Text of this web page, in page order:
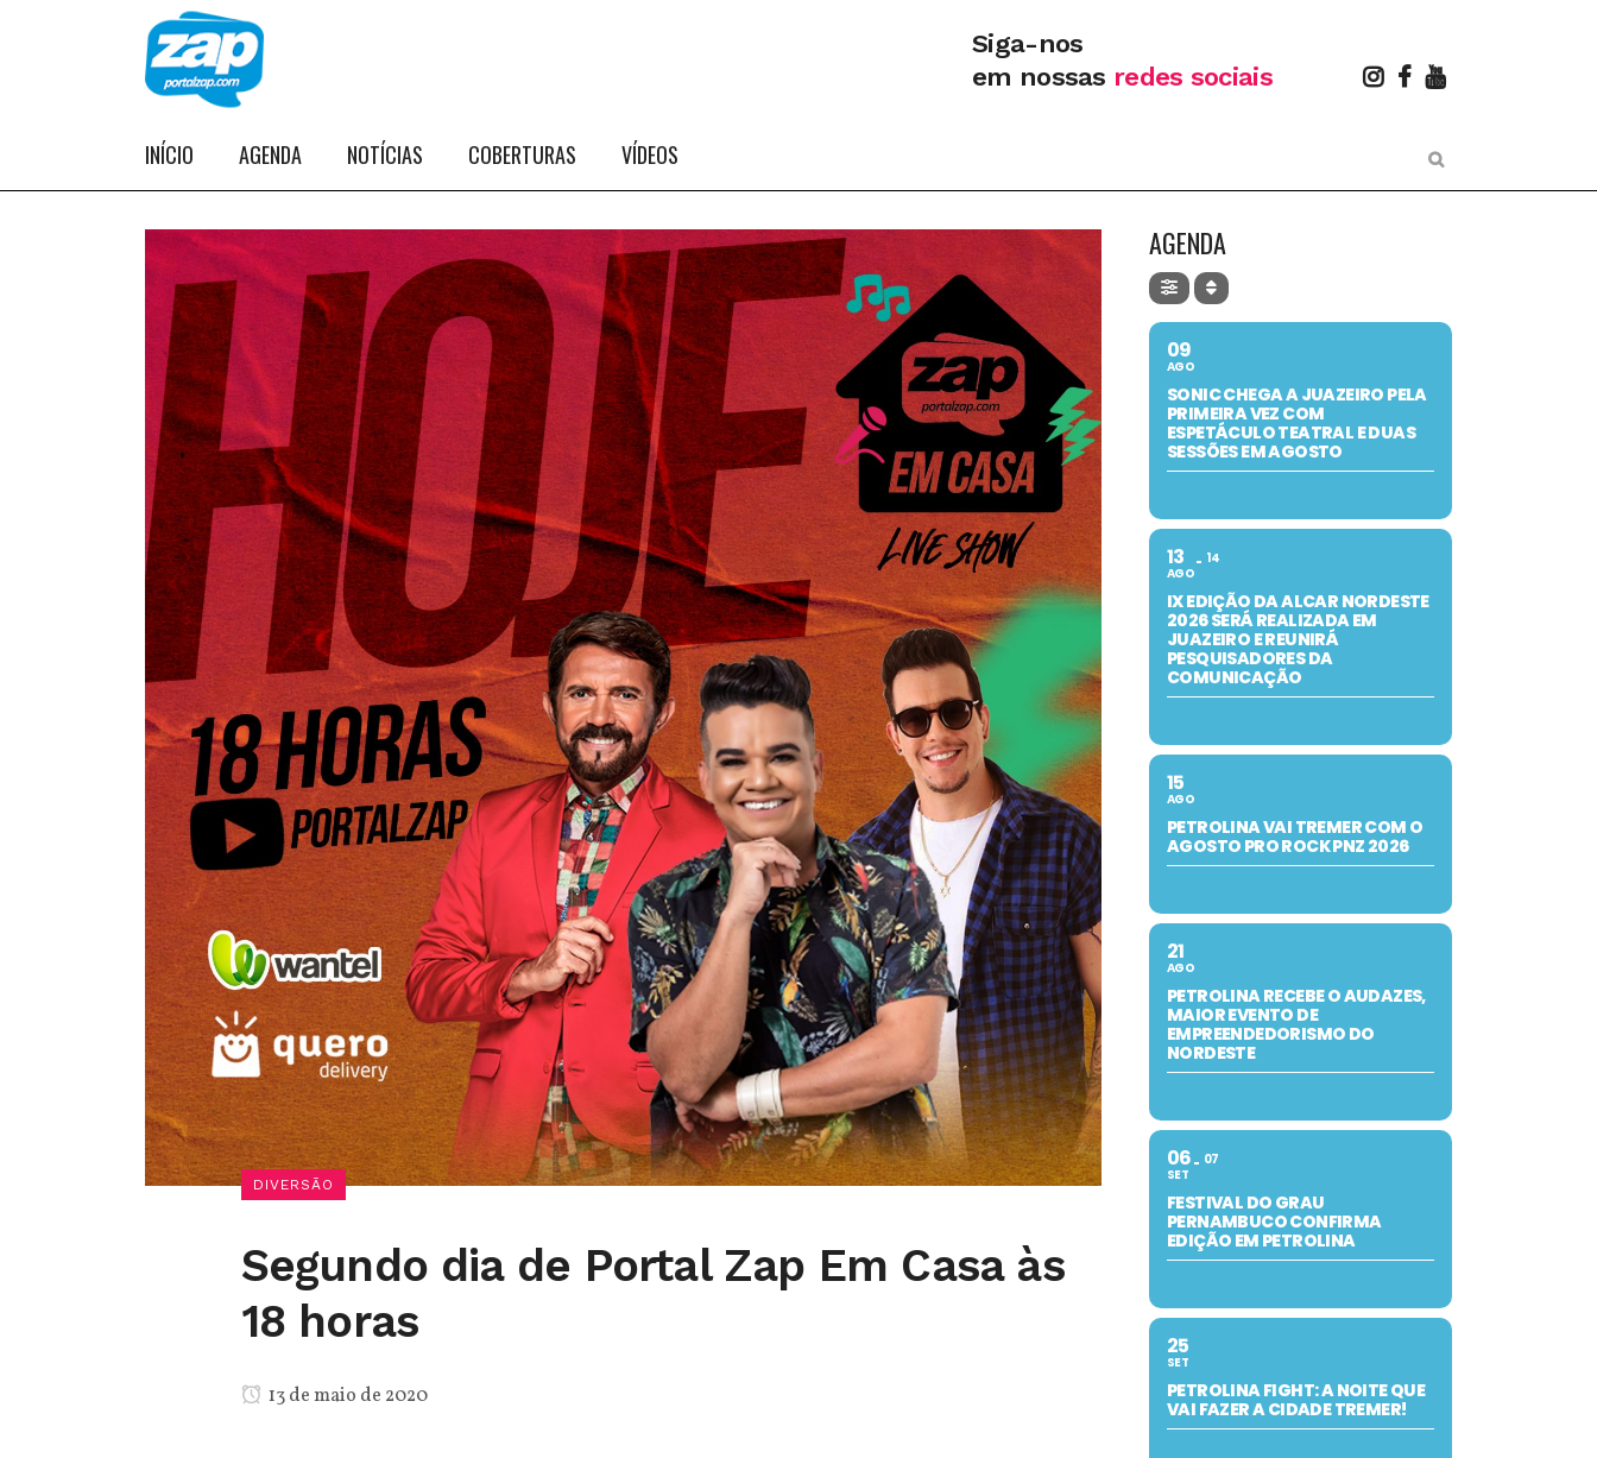
Siga-nos
em nossas redes sociais
INÍCIO AGENDA NOTÍCIAS COBERTURAS VÍDEOS
DIVERSÃO
Segundo dia de Portal Zap Em Casa às
18 horas
13 de maio de 2020
AGENDA
09
AGO
SONIC CHEGA A JUAZEIRO PELA
PRIMEIRA VEZ COM
ESPETÁCULO TEATRAL E DUAS
SESSÕES EM AGOSTO
13
AGO
14
IX EDIÇÃO DA ALCAR NORDESTE
2026 SERÁ REALIZADA EM
JUAZEIRO E REUNIRÁ
PESQUISADORES DA
COMUNICAÇÃO
15
AGO
PETROLINA VAI TREMER COM O
AGOSTO PRO ROCK PNZ 2026
21
AGO
PETROLINA RECEBE O AUDAZES,
MAIOR EVENTO DE
EMPREENDEDORISMO DO
NORDESTE
06
SET
07
FESTIVAL DO GRAU
PERNAMBUCO CONFIRMA
EDIÇÃO EM PETROLINA
25
SET
PETROLINA FIGHT: A NOITE QUE
VAI FAZER A CIDADE TREMER!